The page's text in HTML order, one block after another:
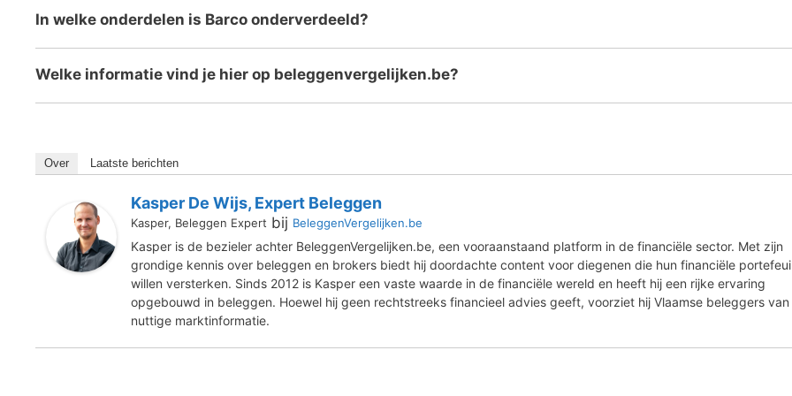
In welke onderdelen is Barco onderverdeeld?
Welke informatie vind je hier op beleggenvergelijken.be?
Over Laatste berichten
Kasper De Wijs, Expert Beleggen
Kasper, Beleggen Expert bij BeleggenVergelijken.be
Kasper is de bezieler achter BeleggenVergelijken.be, een vooraanstaand platform in de financiële sector. Met zijn
grondige kennis over beleggen en brokers biedt hij doordachte content voor diegenen die hun financiële
willen versterken. Sinds 2012 is Kasper een vaste waarde in de financiële wereld en heeft hij een rijke ervaring
opgebouwd in beleggen. Hoewel hij geen rechtstreeks financieel advies geeft, voorziet hij Vlaamse beleggers van
nuttige marktinformatie.